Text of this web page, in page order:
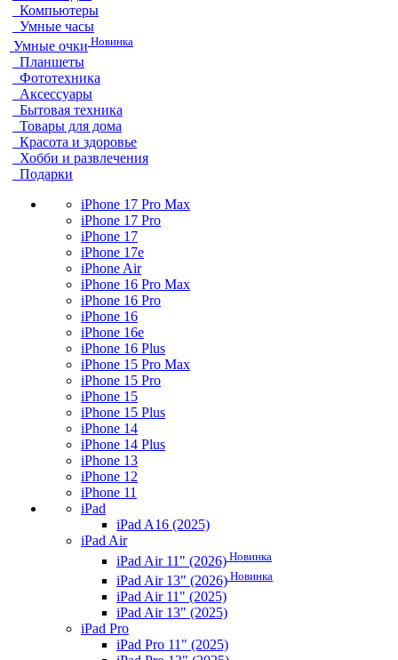
Компьютеры
Умные часы
Умные очки Новинка
Планшеты
Фототехника
Аксессуары
Бытовая техника
Товары для дома
Красота и здоровье
Хобби и развлечения
Подарки
iPhone 17 Pro Max
iPhone 17 Pro
iPhone 17
iPhone 17e
iPhone Air
iPhone 16 Pro Max
iPhone 16 Pro
iPhone 16
iPhone 16e
iPhone 16 Plus
iPhone 15 Pro Max
iPhone 15 Pro
iPhone 15
iPhone 15 Plus
iPhone 14
iPhone 14 Plus
iPhone 13
iPhone 12
iPhone 11
iPad
iPad A16 (2025)
iPad Air
iPad Air 11" (2026) Новинка
iPad Air 13" (2026) Новинка
iPad Air 11" (2025)
iPad Air 13" (2025)
iPad Pro
iPad Pro 11" (2025)